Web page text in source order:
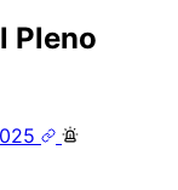
Pleno